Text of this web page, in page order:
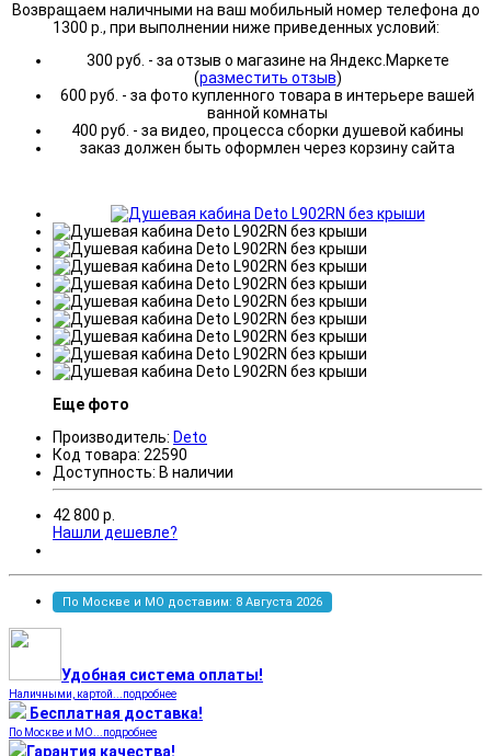
Возвращаем наличными на ваш мобильный номер телефона до
1300 р., при выполнении ниже приведенных условий:
300 руб. - за отзыв о магазине на Яндекс.Маркете
(разместить отзыв)
600 руб. - за фото купленного товара в интерьере вашей
ванной комнаты
400 руб. - за видео, процесса сборки душевой кабины
заказ должен быть оформлен через корзину сайта
Еще фото
Производитель: Deto
Код товара: 22590
Доступность: В наличии
42 800 р.
Нашли дешевле?
По Москве и МО доставим: 8 Августа 2026
Удобная система оплаты!
Наличными, картой...подробнее
Бесплатная доставка!
По Москве и МО...подробнее
Гарантия качества!